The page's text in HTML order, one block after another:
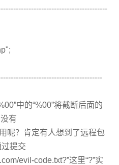
中的“%00”将截断后面的
有
呢？肯定有人想到了远程包
过提交
evil-code.txt?”这里“?”实